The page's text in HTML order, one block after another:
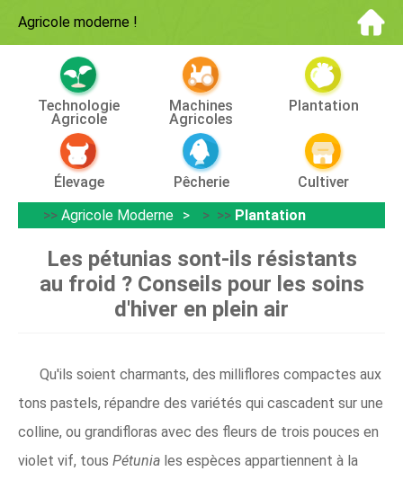
Agricole moderne !
Technologie
Agricole
Machines
Agricoles
Plantation
Élevage Pêcherie
Cultiver
>> Agricole Moderne > >> Plantation
Les pétunias sont-ils résistants
au froid ? Conseils pour les soins
d'hiver en plein air
Qu'ils soient charmants, des milliflores compactes aux
tons pastels, répandre des variétés qui cascadent sur une
colline, ou grandifloras avec des fleurs de trois pouces en
violet vif, tous Pétunia les espèces appartiennent à la